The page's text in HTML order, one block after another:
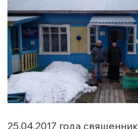
25.04.2017 года священник